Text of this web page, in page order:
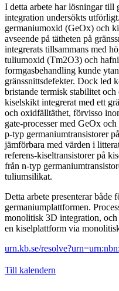
I detta arbete har lösningar
integration undersökts
germaniumoxid (GeOx) och
avseende på tätheten på
integrerats tillsammans med
tuliumoxid (Tm2O3) och
formgasbehandling kunde
gränssnittsdefekter. Dock led
bristande termisk stabilitet
kiselskikt integrerat med ett
och oxidfälltäthet, förvisso
gate-processer med GeOx
p-typ germaniumtransistorer
jämförbara med värden i
referens-kiseltransistorer på
från n-typ
tuliumsilikat.
Detta arbete presenterar både
germaniumplattformen.
monolitisk 3D integration, och
en kiselplattform via
urn.kb.se/
Till kalendern